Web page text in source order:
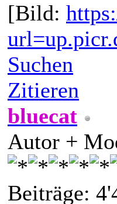
[Bild:
Suchen
Zitieren
bluecat
Autor +
Beiträge: